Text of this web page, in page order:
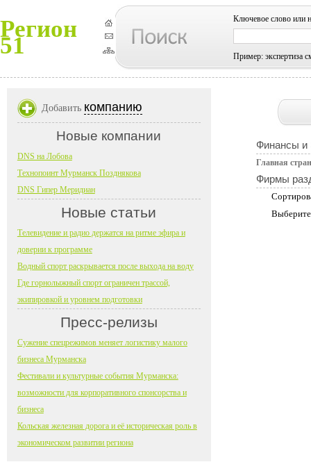
Регион
51
Ключевое слово или
Пример: экспертиза
Финансы и
Главная
Фирмы
Добавить компанию
Новые компании
DNS на Лобова
Технопоинт Мурманск Позднякова
DNS Гипер Меридиан
Новые статьи
Телевидение и радио держатся на ритме эфира и
доверии к программе
Водный спорт раскрывается после выхода на воду
Где горнолыжный спорт ограничен трассой,
экипировкой и уровнем подготовки
Пресс-релизы
Сужение спецрежимов меняет логистику малого
бизнеса Мурманска
Фестивали и культурные события Мурманска:
возможности для корпоративного спонсорства и
бизнеса
Кольская железная дорога и её историческая роль в
экономическом развитии региона